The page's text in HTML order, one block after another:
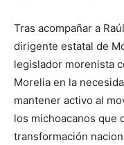
Tras acompañar a
dirigente estatal de
legislador morenista
Morelia en la
mantener activo al
los michoacanos que
transformación